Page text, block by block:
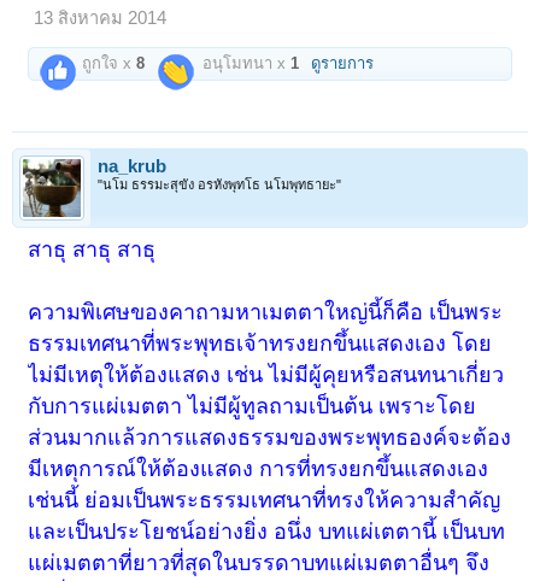
เข้าไปสวดมนต์ สวดอะไร
ได้แต่บทสั้น ไม่ใช่บทยาว เทวดามาชวนสวด ๑ ปี แม่ชีก้อนทองนี้อ่าน
หนังสือไม่ออก สวดได้หมดเลย เทวดาก็มาบอกแม่ชี บอกกราบเรียนหลวงพ่อ
วัดนี้ด้วย บอกเทวดาอยู่ต้นพิกุล นี่ผิดประเวณีนางฟ้านะ เอ..เรานึกว่าเทวดา
ของสังเวย เวลาโจรจะปล้น จะต้องมีบวงสรวงมีหัวหมูไป เทวดาพวกนี้ชอบ
เข้าข้างพวกโจร เลยอาตมาถามว่าพวกโจรจะปล้นจะทำไง ต้องบวงสรวงนะ
มีหัวหมู บายศรี เทวดาก็ส่งทิพยเนตร ไอ้พวกเทวดาพาลก็ว่าพวกเราไปซะ
หน่อย ไปกินเครื่องสังเวยอย่างนี้ก็มี เทวดายังมีแบบนี้แล้วโลกมนุษย์ทำไมจะ
ไม่มีแบบนี้ มันต้องมี เทวดาตรงไม่กินของใคร เทวดาบอกกับแม่ชีก้อนทอง
อย่างนี้
ใกล้จะตี ๑๒ อาตมาก็ย่องไปที่ใต้ถุนศาลา ส้วมบนนั้นไม่มี มีแต่อยู่ห่างไกล
กลัวแกจะปัสสาวะรดเราจะตาย เราก็ย่องไป พอตี ๑๒.๐๑ น. แกจุดไม้ขีด
แล้วจุดธูปเทียน สวดมนต์เมตตาจริงเทวดาสวด ฟังอยู่เป็นชั่วโมง เทวดา
สวดมหาเมตตาใหญ่ จำไว้สวดให้เมตตาประชาชนอยู่เย็นเป็นสุข ถ้าเทวดา
พาลไม่สวดบทนี้ เลยให้ถามเทวดาว่าจะกลับจากต้นพิกุลเมื่อไร เทวดาก็บอก
ว่าพอครบ ๑๐๐ ปี ก็จะกลับ อาตมาจดไว้หมด ดูซิว่า ต้นพิกุลจะเกิดอะไรขึ้น
เทวดาบอกว่า ถ้าบ้านใครนะ มีเครื่องบูชา
พระพุทธรูป สวดมนต์ไหว้พระเป็นประจำเทวดาจะ
ไปสิงสถิต
อาตมามีตัวอย่างจะเล่าให้ฟัง มีคุณยายคนหนึ่ง ชื่อ แม่นาค อายุ ๘๐ กว่า
ตายไปนานแล้ว สมัยเรายังเป็นเด็ก แกเป็นคนจีน อาตมาชอบไปกินขนมเข่ง
ที่เขาไหว้เจ้ากันที่บ้านนั้น
13 สิงหาคม 2014
ถูกใจ x8 อนุโมทนา x 1 ดูรายการ
na_krub
"นโม ธรรมะสุขัง อรหังพุทโธ นโมพุทธายะ"
สาธุ สาธุ สาธุ
ความพิเศษของคาถามหาเมตตาใหญ่นี้ก็คือ เป็นพระ
ธรรมเทศนาที่พระพุทธเจ้าทรงยกขึ้นแสดงเอง โดย
ไม่มีเหตุให้ต้องแสดง เช่น ไม่มีผู้คุยหรือสนทนาเกี่ยว
กับการแผ่เมตตา ไม่มีผู้ทูลถามเป็นต้น เพราะโดย
ส่วนมากแล้วการแสดงธรรมของพระพุทธองค์จะต้อง
มีเหตุการณ์ให้ต้องแสดง การที่ทรงยกขึ้นแสดงเอง
เช่นนี้ ย่อมเป็นพระธรรมเทศนาที่ทรงให้ความสำคัญ
และเป็นประโยชน์อย่างยิ่ง อนึ่ง บทแผ่เตตานี้ เป็นบท
แผ่เมตตาที่ยาวที่สุดในบรรดาบทแผ่เมตตาอื่นๆ จึง